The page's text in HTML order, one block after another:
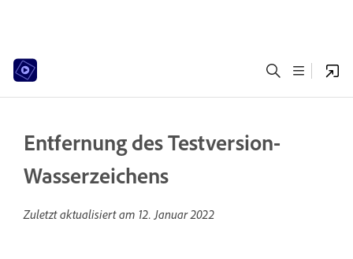
Entfernung des Testversion-
Wasserzeichens
Zuletzt aktualisiert am 12. Januar 2022